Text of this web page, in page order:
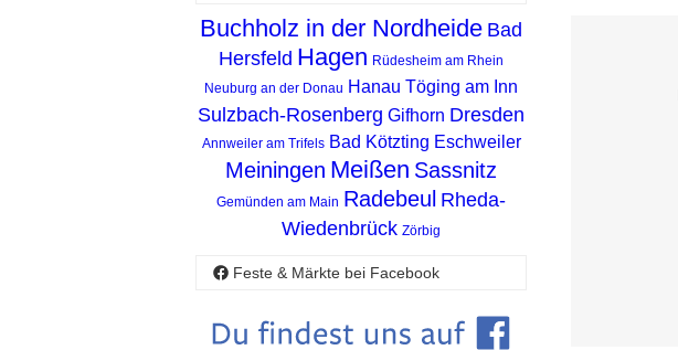
Buchholz in der Nordheide Bad
Hersfeld Hagen Rüdesheim am Rhein
Neuburg an der Donau Hanau Töging am Inn
Sulzbach-Rosenberg Gifhorn Dresden
Annweiler am Trifels Bad Kötzting Eschweiler
Meiningen Meißen Sassnitz
Gemünden am Main Radebeul Rheda-
Wiedenbrück Zörbig
Feste & Märkte bei Facebook